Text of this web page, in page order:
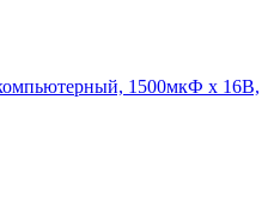
1500мкФ х 16В,